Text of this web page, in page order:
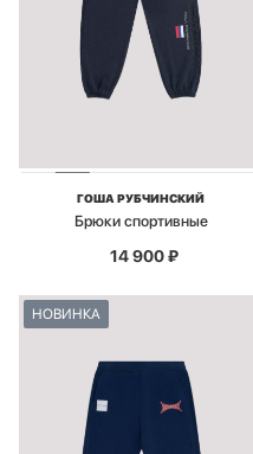
ГОША РУБЧИНСКИЙ
Брюки спортивные
14 900₽
НОВИНКА